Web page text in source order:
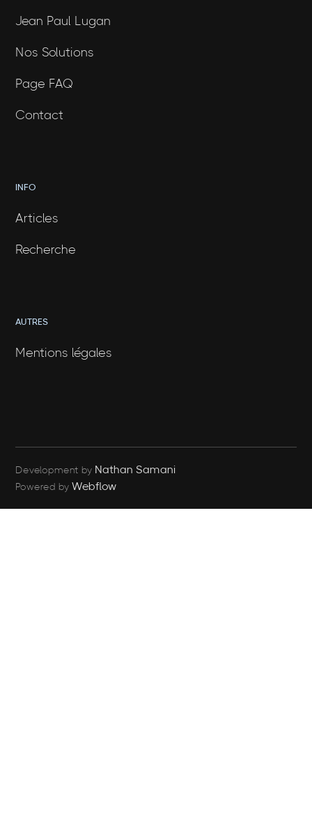
Jean Paul Lugan
Nos Solutions
Page FAQ
Contact
INFO
Articles
Recherche
AUTRES
Mentions légales
Development by Nathan Samani
Powered byWebflow